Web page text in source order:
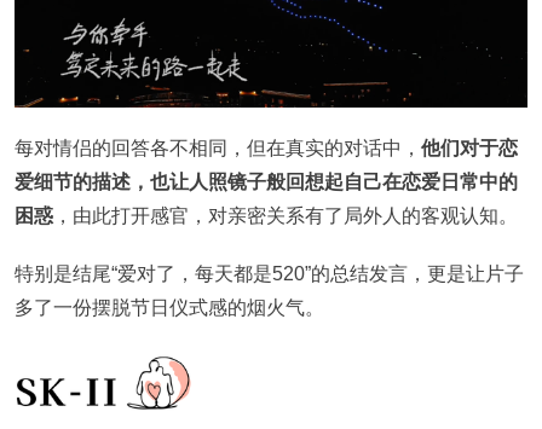
每对情侣的回答各不相同，但在真实的对话中， 他们对于恋
爱细节的描述，也让人照镜子般回想起自己在恋爱日常中的
困惑 ，由此打开感官，对亲密关系有了局外人的客观认知。
特别是结尾“爱对了，每天都是520”的总结发言，更是让片子
多了一份摆脱节日仪式感的烟火气。